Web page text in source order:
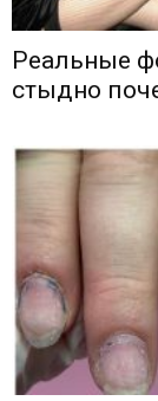
Реальные
стыдно